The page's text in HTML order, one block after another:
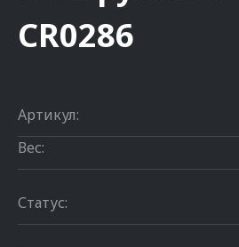
CR0286
Артикул:
Вес:
Статус: